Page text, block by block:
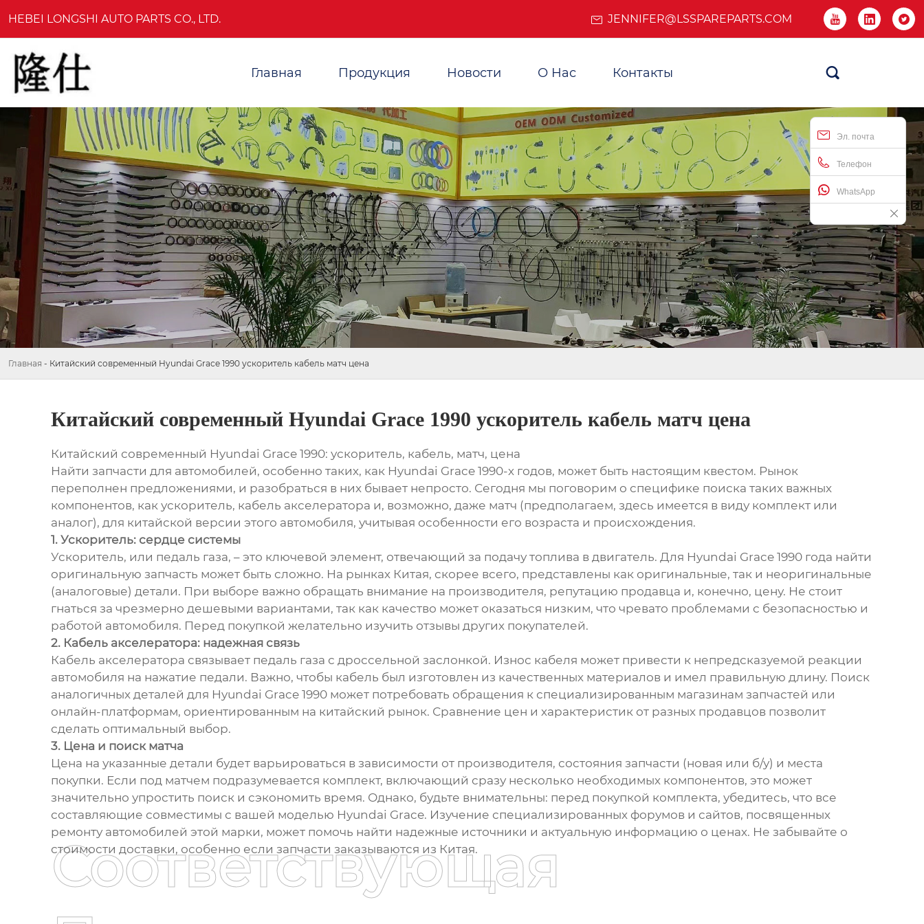
HEBEI LONGSHI AUTO PARTS CO., LTD. JENNIFER@LSSPAREPARTS.COM   
Главная Продукция Новости О Нас Контакты 
Эл. почта
Телефон
WhatsApp
Главная - Китайский современный Hyundai Grace 1990 ускоритель кабель матч цена
Китайский современный Hyundai Grace 1990 ускоритель кабель матч цена
Китайский современный Hyundai Grace 1990: ускоритель, кабель, матч, цена
Найти запчасти для автомобилей, особенно таких, как Hyundai Grace 1990-х годов, может быть настоящим квестом. Рынок
переполнен предложениями, и разобраться в них бывает непросто. Сегодня мы поговорим о специфике поиска таких важных
компонентов, как ускоритель, кабель акселератора и, возможно, даже матч (предполагаем, здесь имеется в виду комплект или
аналог), для китайской версии этого автомобиля, учитывая особенности его возраста и происхождения.
1. Ускоритель: сердце системы
Ускоритель, или педаль газа, – это ключевой элемент, отвечающий за подачу топлива в двигатель. Для Hyundai Grace 1990 года найти
оригинальную запчасть может быть сложно. На рынках Китая, скорее всего, представлены как оригинальные, так и неоригинальные
(аналоговые) детали. При выборе важно обращать внимание на производителя, репутацию продавца и, конечно, цену. Не стоит
гнаться за чрезмерно дешевыми вариантами, так как качество может оказаться низким, что чревато проблемами с безопасностью и
работой автомобиля. Перед покупкой желательно изучить отзывы других покупателей.
2. Кабель акселератора: надежная связь
Кабель акселератора связывает педаль газа с дроссельной заслонкой. Износ кабеля может привести к непредсказуемой реакции
автомобиля на нажатие педали. Важно, чтобы кабель был изготовлен из качественных материалов и имел правильную длину. Поиск
аналогичных деталей для Hyundai Grace 1990 может потребовать обращения к специализированным магазинам запчастей или
онлайн-платформам, ориентированным на китайский рынок. Сравнение цен и характеристик от разных продавцов позволит
сделать оптимальный выбор.
3. Цена и поиск матча
Цена на указанные детали будет варьироваться в зависимости от производителя, состояния запчасти (новая или б/у) и места
покупки. Если под матчем подразумевается комплект, включающий сразу несколько необходимых компонентов, это может
значительно упростить поиск и сэкономить время. Однако, будьте внимательны: перед покупкой комплекта, убедитесь, что все
составляющие совместимы с вашей моделью Hyundai Grace. Изучение специализированных форумов и сайтов, посвященных
ремонту автомобилей этой марки, может помочь найти надежные источники и актуальную информацию о ценах. Не забывайте о
стоимости доставки, особенно если запчасти заказываются из Китая.
Соответствующая